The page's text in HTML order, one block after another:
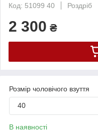
Код: 51099 40
Роздріб
2 300 ₴
Розмір чоловічого взуття
40
В наявності